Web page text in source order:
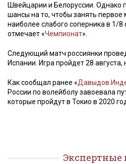
Швейцарии и Белоруссии. Однако
шансы на то, чтобы занять первое
наиболее слабого соперника в 1/
отмечает «Чемпионат».
Следующий матч россиянки
Испании. Игра пройдет 28 августа,
Как сообщал ранее «
России по волейболу завоевала
которые пройдут в Токио в 2020